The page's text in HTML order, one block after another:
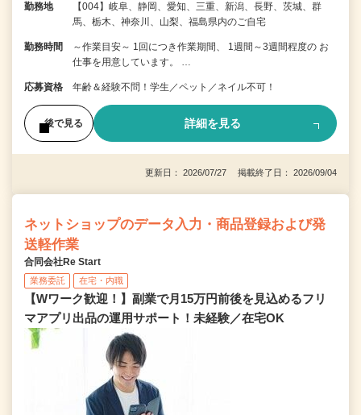
勤務地
【004】岐阜、静岡、愛知、三重、新潟、長野、茨城、群
馬、栃木、神奈川、山梨、福島県内のご自宅
勤務時間
～作業目安～ 1回につき作業期間、 1週間～3週間程度の お
仕事を用意しています。 …
応募資格 年齢＆経験不問！学生／ペット／ネイル不可！
後で見る 詳細を見る
更新日： 2026/07/27 掲載終了日： 2026/09/04
ネットショップのデータ入力・商品登録および発
送軽作業
合同会社Re Start
業務委託 在宅・内職
【Wワーク歓迎！】副業で月15万円前後を見込めるフリ
マアプリ出品の運用サポート！未経験／在宅OK